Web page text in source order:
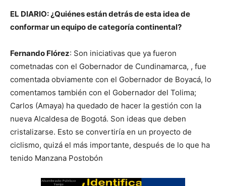
EL DIARIO: ¿Quiénes están detrás de esta idea de
conformar un equipo de categoría continental?
Fernando Flórez: Son iniciativas que ya fueron
cometnadas con el Gobernador de Cundinamarca, , fue
comentada obviamente con el Gobernador de Boyacá, lo
comentamos también con el Gobernador del Tolima;
Carlos (Amaya) ha quedado de hacer la gestión con la
nueva Alcaldesa de Bogotá. Son ideas que deben
cristalizarse. Esto se convertiría en un proyecto de
ciclismo, quizá el más importante, después de lo que ha
tenido Manzana Postobón